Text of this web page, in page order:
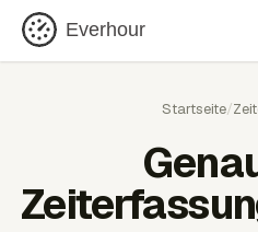
Everhour
Startseite/